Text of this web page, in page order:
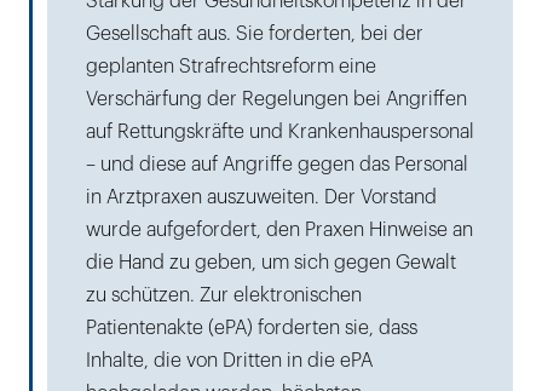
Gesellschaft aus. Sie forderten, bei der
geplanten Strafrechtsreform eine
Verschärfung der Regelungen bei Angriffen
auf Rettungskräfte und Krankenhauspersonal
– und diese auf Angriffe gegen das Personal
in Arztpraxen auszuweiten. Der Vorstand
wurde aufgefordert, den Praxen Hinweise an
die Hand zu geben, um sich gegen Gewalt
zu schützen. Zur elektronischen
Patientenakte (ePA) forderten sie, dass
Inhalte, die von Dritten in die ePA